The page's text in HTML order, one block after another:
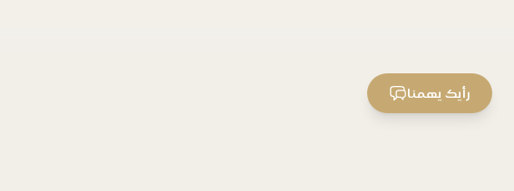
رأيك يهمنا